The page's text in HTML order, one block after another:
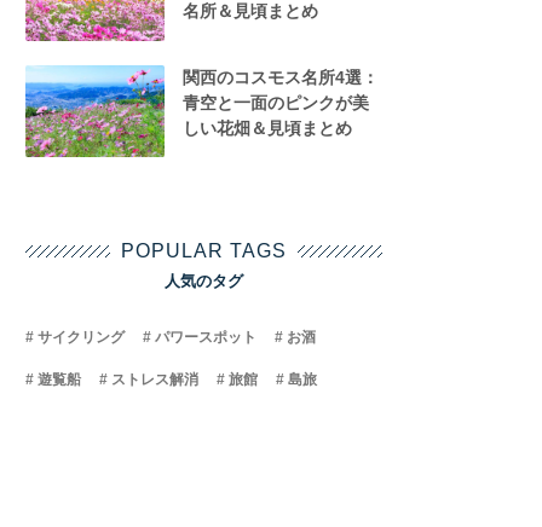
名所＆見頃まとめ
関西のコスモス名所4選：
青空と一面のピンクが美
しい花畑＆見頃まとめ
POPULAR TAGS
人気のタグ
サイクリング パワースポット お酒
遊覧船 ストレス解消 旅館 島旅